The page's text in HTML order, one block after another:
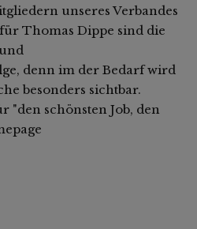
unseres Verbandes
Thomas Dippe sind die
denn im der Bedarf wird
besonders sichtbar.
"den schönsten Job, den